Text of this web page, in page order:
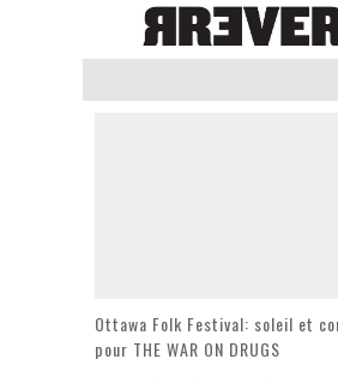
Ottawa Folk Festival: soleil et
pour THE WAR ON DRUGS